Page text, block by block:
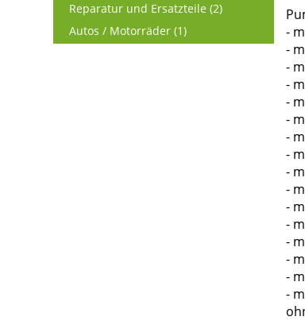
Reparatur und Ersatzteile (2)
Autos / Motorräder (1)
-
-
-
-
-
-
-
-
-
-
-
-
-
-
-
-